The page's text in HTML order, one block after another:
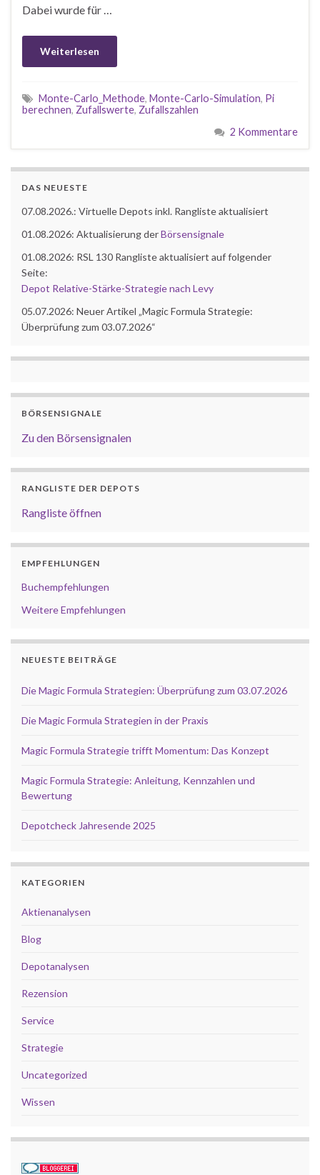
Dabei wurde für …
Weiterlesen
Monte-Carlo_Methode, Monte-Carlo-Simulation, Pi
berechnen, Zufallswerte, Zufallszahlen
2 Kommentare
DAS NEUESTE
07.08.2026.: Virtuelle Depots inkl. Rangliste aktualisiert
01.08.2026: Aktualisierung derBörsensignale
01.08.2026: RSL 130 Rangliste aktualisiert auf folgender
Seite:
Depot Relative-Stärke-Strategie nach Levy
05.07.2026: Neuer Artikel „Magic Formula Strategie:
Überprüfung zum 03.07.2026“
BÖRSENSIGNALE
Zu den Börsensignalen
RANGLISTE DER DEPOTS
Rangliste öffnen
EMPFEHLUNGEN
Buchempfehlungen
Weitere Empfehlungen
NEUESTE BEITRÄGE
Die Magic Formula Strategien: Überprüfung zum 03.07.2026
Die Magic Formula Strategien in der Praxis
Magic Formula Strategie trifft Momentum: Das Konzept
Magic Formula Strategie: Anleitung, Kennzahlen und
Bewertung
Depotcheck Jahresende 2025
KATEGORIEN
Aktienanalysen
Blog
Depotanalysen
Rezension
Service
Strategie
Uncategorized
Wissen